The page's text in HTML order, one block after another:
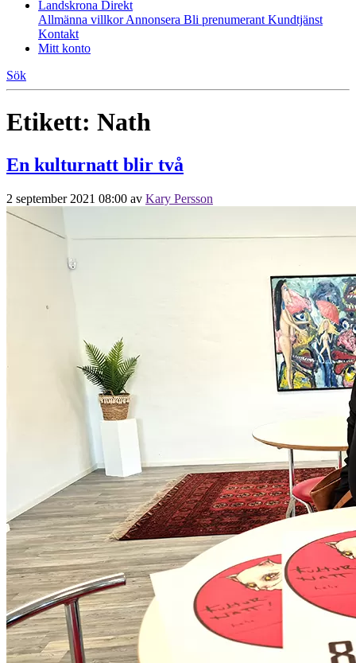
Landskrona Direkt
Allmänna villkorAnnonsera Bli prenumerant Kundtjänst
Kontakt
Mitt konto
Sök
Etikett: Nath
En kulturnatt blir två
2 september 2021 08:00 av Kary Persson